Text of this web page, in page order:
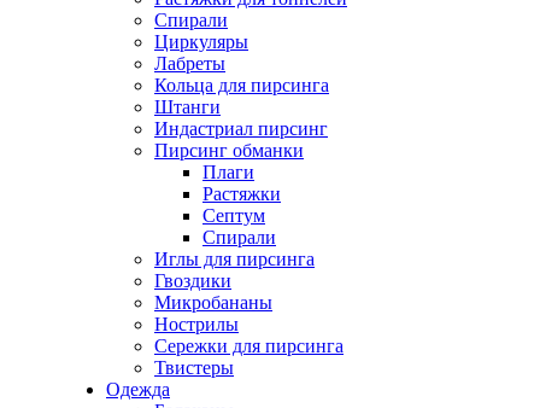
Спирали
Циркуляры
Лабреты
Кольца для пирсинга
Штанги
Индастриал пирсинг
Пирсинг обманки
Плаги
Растяжки
Септум
Спирали
Иглы для пирсинга
Гвоздики
Микробананы
Нострилы
Сережки для пирсинга
Твистеры
Одежда